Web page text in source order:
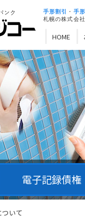
手形割引 ・ 手
札幌の株式会
HOME
電子記録債権
いて